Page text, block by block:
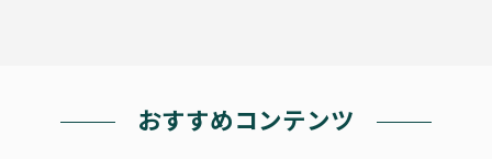
おすすめコンテンツ